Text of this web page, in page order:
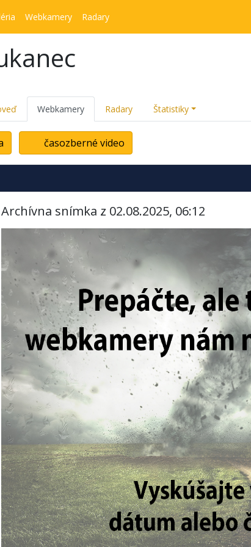
Webkamery Radary
Webkamery Radary Štatistiky
časozberné video
Archívna snímka z 02.08.2025, 06:12